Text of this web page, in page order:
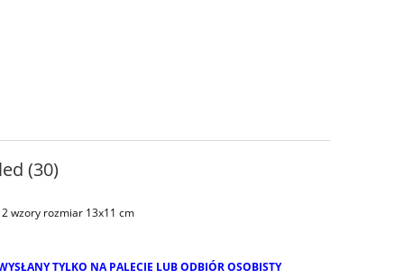
(30)
wzory rozmiar 13x11 cm
TYLKO NA PALECIE LUB ODBIÓR OSOBISTY